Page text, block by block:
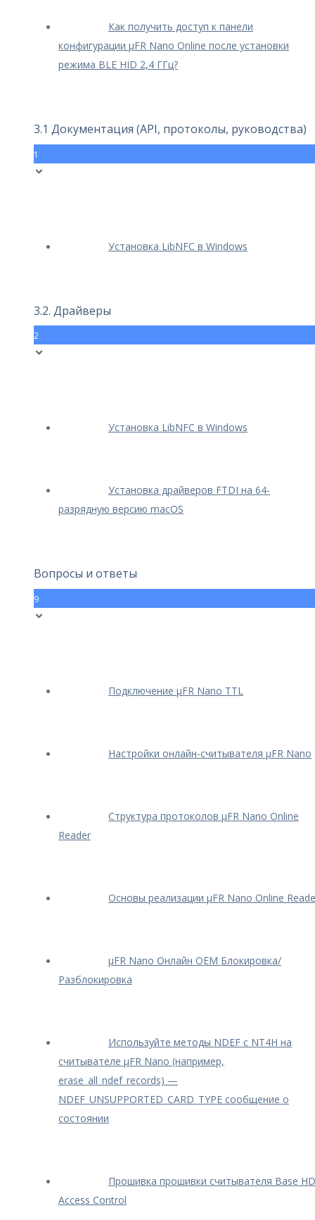
Как получить доступ к панели
конфигурации μFR Nano Online после установки
режима BLE HID 2,4 ГГц?
3.1 Документация (API, протоколы, руководства)
1
Установка LibNFC в Windows
3.2. Драйверы
2
Установка LibNFC в Windows
Установка драйверов FTDI на 64-
разрядную версию macOS
Вопросы и ответы
9
Подключение μFR Nano TTL
Настройки онлайн-считывателя μFR Nano
Структура протоколов μFR Nano Online
Reader
Основы реализации μFR Nano Online
μFR Nano Онлайн OEM Блокировка/
Разблокировка
Используйте методы NDEF с NT4H на
считывателе μFR Nano (например,
erase_all_ndef_records) —
NDEF_UNSUPPORTED_CARD_TYPE сообщение о
состоянии
Прошивка прошивки считывателя Base HD
Access Control